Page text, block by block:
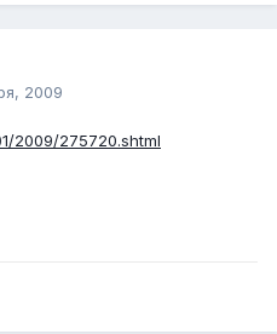
2009
2009/275720.shtml